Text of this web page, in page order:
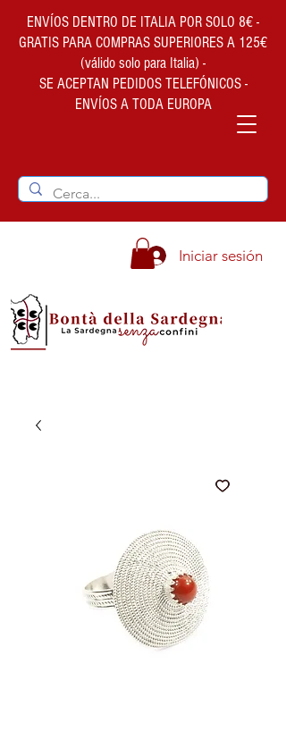
ENVÍOS DENTRO DE ITALIA POR SOLO 8€ -
GRATIS PARA COMPRAS SUPERIORES A 125€
(válido solo para Italia) -
SE ACEPTAN PEDIDOS TELEFÓNICOS -
ENVÍOS A TODA EUROPA
Iniciar sesión